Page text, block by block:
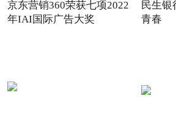
京东营销360荣获七项2022
年IAI国际广告大奖
民生银
青春